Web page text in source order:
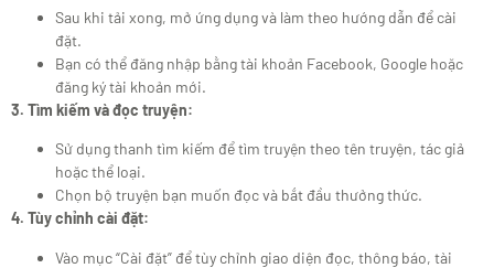
Sau khi tải xong, mở ứng dụng và làm theo hướng dẫn để cài
đặt.
Bạn có thể đăng nhập bằng tài khoản Facebook, Google hoặc
đăng ký tài khoản mới.
3. Tìm kiếm và đọc truyện:
Sử dụng thanh tìm kiếm để tìm truyện theo tên truyện, tác giả
hoặc thể loại.
Chọn bộ truyện bạn muốn đọc và bắt đầu thưởng thức.
4. Tùy chỉnh cài đặt:
Vào mục “Cài đặt” để tùy chỉnh giao diện đọc, thông báo, tài